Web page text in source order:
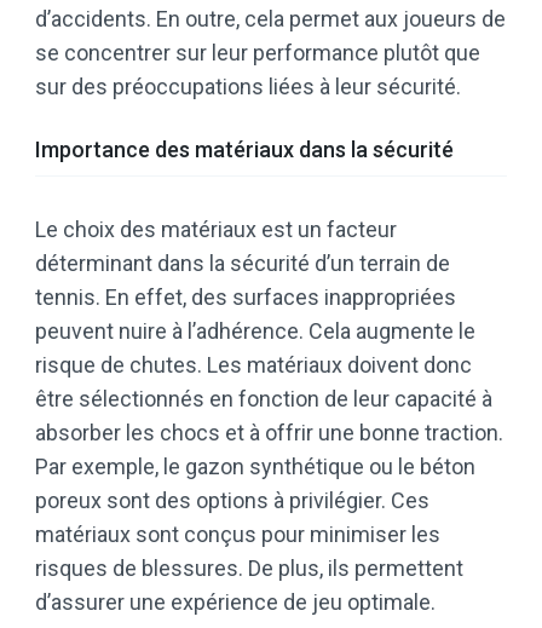
d’accidents. En outre, cela permet aux joueurs de
se concentrer sur leur performance plutôt que
sur des préoccupations liées à leur sécurité.
Importance des matériaux dans la sécurité
Le choix des matériaux est un facteur
déterminant dans la sécurité d’un terrain de
tennis. En effet, des surfaces inappropriées
peuvent nuire à l’adhérence. Cela augmente le
risque de chutes. Les matériaux doivent donc
être sélectionnés en fonction de leur capacité à
absorber les chocs et à offrir une bonne traction.
Par exemple, le gazon synthétique ou le béton
poreux sont des options à privilégier. Ces
matériaux sont conçus pour minimiser les
risques de blessures. De plus, ils permettent
d’assurer une expérience de jeu optimale.